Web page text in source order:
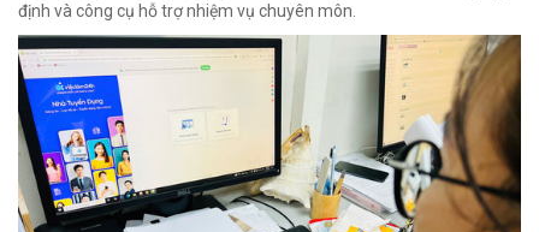
định và công cụ hỗ trợ nhiệm vụ chuyên môn.